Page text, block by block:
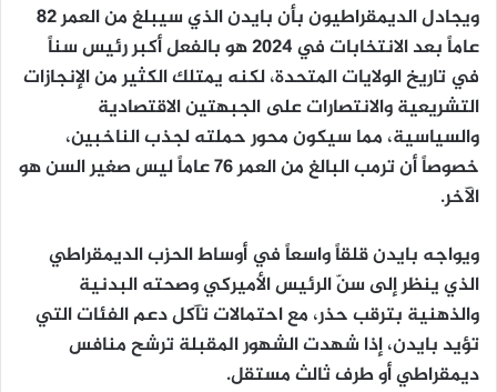
ويجادل الديمقراطيون بأن بايدن الذي سيبلغ من العمر 82
عاماً بعد الانتخابات في 2024 هو بالفعل أكبر رئيس سناً
في تاريخ الولايات المتحدة، لكنه يمتلك الكثير من الإنجازات
التشريعية والانتصارات على الجبهتين الاقتصادية
والسياسية، مما سيكون محور حملته لجذب الناخبين،
خصوصاً أن ترمب البالغ من العمر 76 عاماً ليس صغير السن هو
الآخر.
ويواجه بايدن قلقاً واسعاً في أوساط الحزب الديمقراطي
الذي ينظر إلى سنّ الرئيس الأميركي وصحته البدنية
والذهنية بترقب حذر، مع احتمالات تآكل دعم الفئات التي
تؤيد بايدن، إذا شهدت الشهور المقبلة ترشح منافس
ديمقراطي أو طرف ثالث مستقل.